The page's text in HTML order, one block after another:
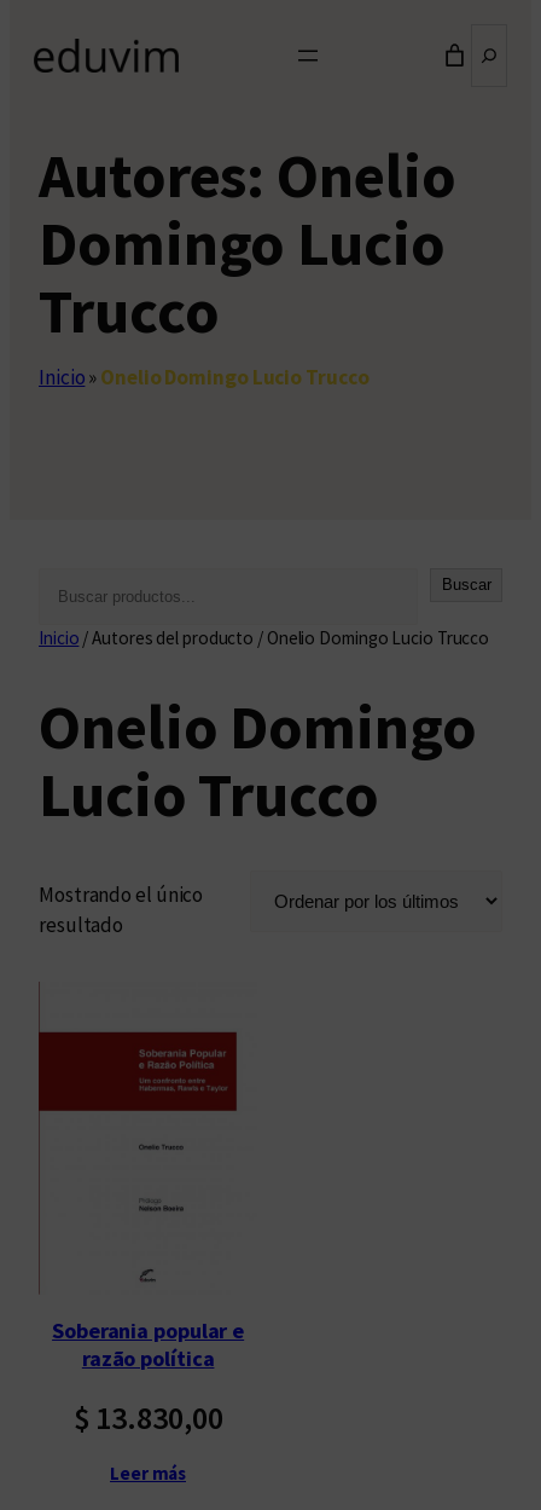
Autores: Onelio
Domingo Lucio
Trucco
Inicio»Onelio Domingo Lucio Trucco
s
r
Buscar
Inicio / Autores del producto / Onelio Domingo Lucio Trucco
Onelio Domingo
Lucio Trucco
Mostrando el único
resultado
Soberania popular e
razão política
$ 13.830,00
Leer más